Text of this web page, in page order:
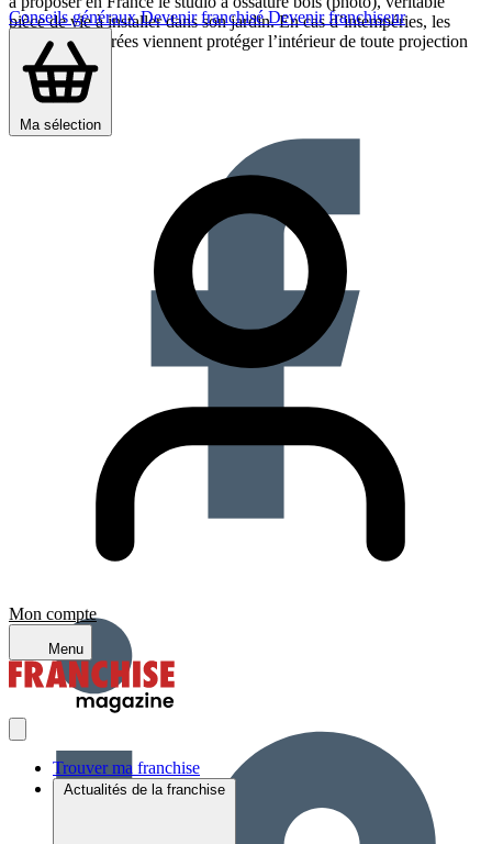
Conseils générauxDevenir franchiséDevenir franchiseur
Ma sélection
Mon compte
Menu
Trouver ma franchise
Actualités de la franchise
pièce de vie à installer dans son jardin. En cas d’intempéries, les
larges baies vitrées viennent protéger l’intérieur de toute projection
d’eau.
Partager sur :